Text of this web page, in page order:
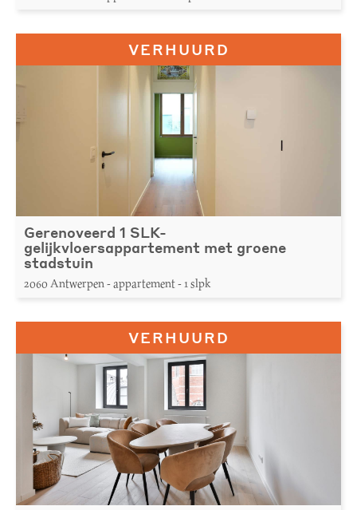
VERHUURD
Gerenoveerd 1 SLK-
gelijkvloersappartement met groene
stadstuin
2060 Antwerpen - appartement - 1 slpk
VERHUURD